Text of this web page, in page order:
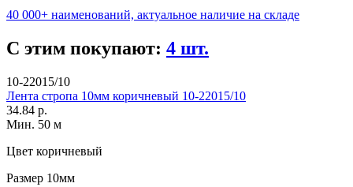
40 000+ наименований, актуальное наличие на складе
С этим покупают: 4 шт.
10-22015/10
Лента стропа 10мм коричневый 10-22015/10
34.84 р.
Мин. 50 м
Цвет коричневый
Размер 10мм